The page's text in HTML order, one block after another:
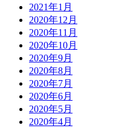
2021年1月
2020年12月
2020年11月
2020年10月
2020年9月
2020年8月
2020年7月
2020年6月
2020年5月
2020年4月